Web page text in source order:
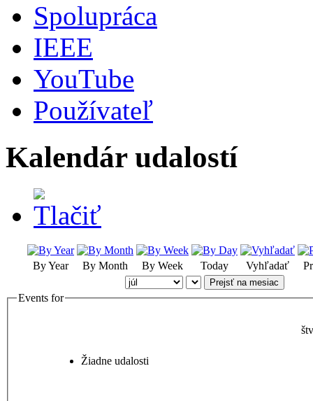
Spolupráca
IEEE
YouTube
Používateľ
Kalendár udalostí
By Year By Month By Week Today Vyhľadať
Prejsť na mesiac
Events for
Žiadne udalosti